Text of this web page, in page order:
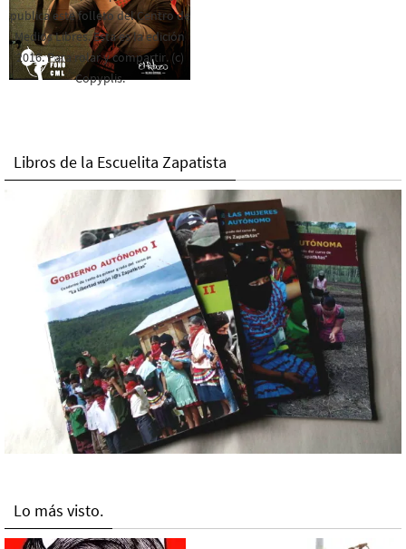
publica este folleto del Centro de
Medios Libres. Esta es la edición
2016. Para rolar y compartir. (c)
Copyplis.
Libros de la Escuelita Zapatista
Lo más visto.